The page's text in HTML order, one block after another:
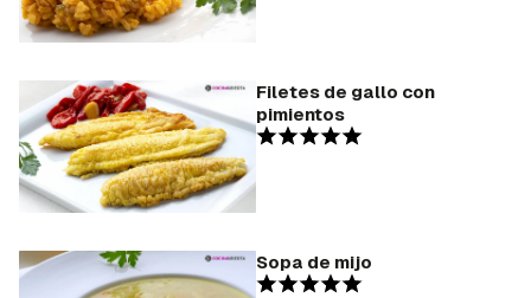
Filetes de gallo con
pimientos
Sopa de mijo